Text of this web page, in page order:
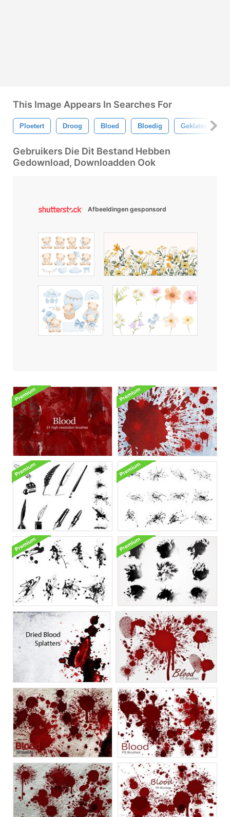
This Image Appears In Searches For
Ploetert Droog Bloed Bloedig Geklater
Gebruikers Die Dit Bestand Hebben
Gedownload, Downloadden Ook
Afbeeldingen gesponsord